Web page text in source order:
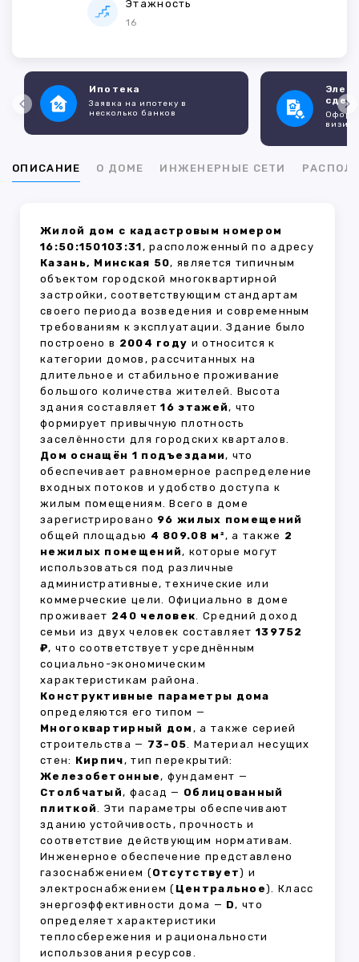
Этажность
16
Ипотека
Заявка на ипотеку в
несколько банков
ОПИСАНИЕ О ДОМЕ ИНЖЕНЕРНЫЕ СЕТИ
Жилой дом с кадастровым номером
16:50:150103:31, расположенный по адресу
Казань, Минская 50, является типичным
объектом городской многоквартирной
застройки, соответствующим стандартам
своего периода возведения и современным
требованиям к эксплуатации. Здание было
построено в 2004 году и относится к
категории домов, рассчитанных на
длительное и стабильное проживание
большого количества жителей. Высота
здания составляет16 этажей, что
формирует привычную плотность
заселённости для городских кварталов.
Дом оснащён 1 подъездами, что
обеспечивает равномерное распределение
входных потоков и удобство доступа к
жилым помещениям. Всего в доме
зарегистрировано 96 жилых помещений
общей площадью 4 809.08 м², а также 2
нежилых помещений, которые могут
использоваться под различные
административные, технические или
коммерческие цели. Официально в доме
проживает 240 человек. Средний доход
семьи из двух человек составляет 139752
₽, что соответствует усреднённым
социально-экономическим
характеристикам района.
Конструктивные параметры дома
определяются его типом —
Многоквартирный дом , а также серией
строительства — 73-05. Материал несущих
стен: Кирпич, тип перекрытий:
Железобетонные, фундамент —
Столбчатый, фасад — Облицованный
плиткой. Эти параметры обеспечивают
зданию устойчивость, прочность и
соответствие действующим нормативам.
Инженерное обеспечение представлено
газоснабжением (Отсутствует) и
электроснабжением ( Центральное). Класс
энергоэффективности дома — D, что
определяет характеристики
теплосбережения и рациональности
использования ресурсов.